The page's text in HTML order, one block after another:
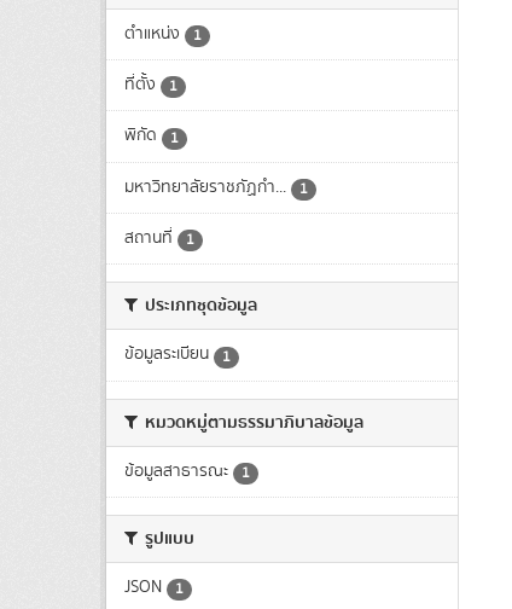
ตำแหน่ง 1
ที่ตั้ง 1
พิกัด 1
มหาวิทยาลัยราชภัฏกำ... 1
สถานที่ 1
ประเภทชุดข้อมูล
ข้อมูลระเบียน 1
หมวดหมู่ตามธรรมาภิบาลข้อมูล
ข้อมูลสาธารณะ 1
รูปแบบ
JSON 1